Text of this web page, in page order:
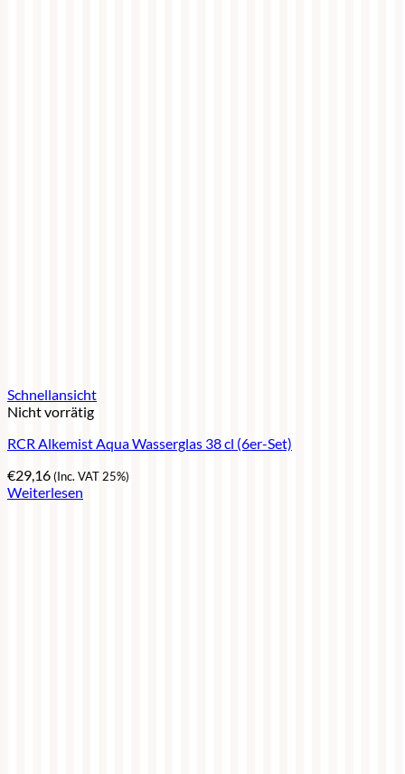
Schnellansicht
Nicht vorrätig
RCR Alkemist Aqua Wasserglas 38 cl (6er-Set)
€29,16(Inc. VAT 25%)
Weiterlesen